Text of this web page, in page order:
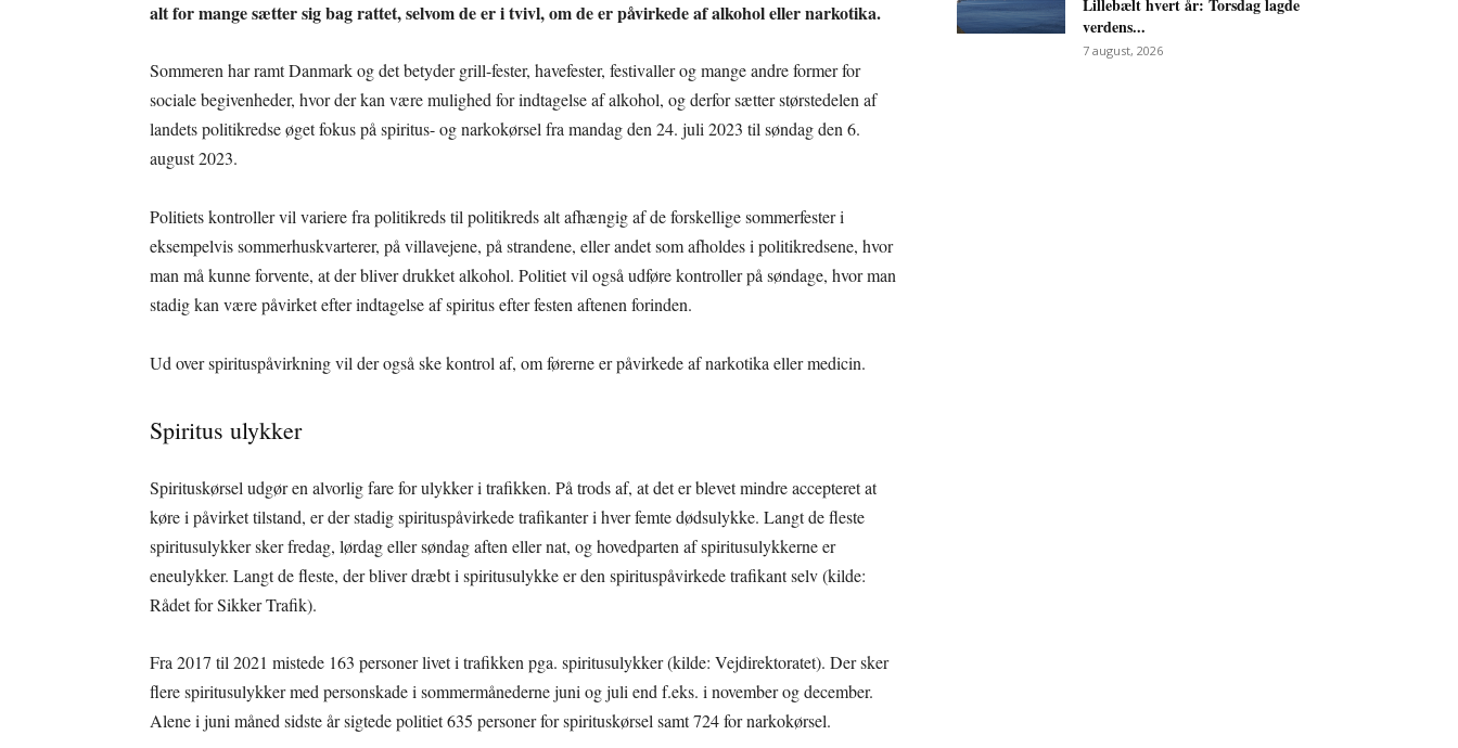
alt for mange sætter sig bag rattet, selvom de er i tvivl, om de er påvirkede af alkohol eller narkotika.
Sommeren har ramt Danmark og det betyder grill-fester, havefester, festivaller og mange andre former for
sociale begivenheder, hvor der kan være mulighed for indtagelse af alkohol, og derfor sætter størstedelen af
landets politikredse øget fokus på spiritus- og narkokørsel fra mandag den 24. juli 2023 til søndag den 6.
august 2023.
Politiets kontroller vil variere fra politikreds til politikreds alt afhængig af de forskellige sommerfester i
eksempelvis sommerhuskvarterer, på villavejene, på strandene, eller andet som afholdes i politikredsene, hvor
man må kunne forvente, at der bliver drukket alkohol. Politiet vil også udføre kontroller på søndage, hvor man
stadig kan være påvirket efter indtagelse af spiritus efter festen aftenen forinden.
Ud over spirituspåvirkning vil der også ske kontrol af, om førerne er påvirkede af narkotika eller medicin.
Spiritus ulykker
Spirituskørsel udgør en alvorlig fare for ulykker i trafikken. På trods af, at det er blevet mindre accepteret at
køre i påvirket tilstand, er der stadig spirituspåvirkede trafikanter i hver femte dødsulykke. Langt de fleste
spiritusulykker sker fredag, lørdag eller søndag aften eller nat, og hovedparten af spiritusulykkerne er
eneulykker. Langt de fleste, der bliver dræbt i spiritusulykke er den spirituspåvirkede trafikant selv (kilde:
Rådet for Sikker Trafik).
Fra 2017 til 2021 mistede 163 personer livet i trafikken pga. spiritusulykker (kilde: Vejdirektoratet). Der sker
flere spiritusulykker med personskade i sommermånederne juni og juli end f.eks. i november og december.
Alene i juni måned sidste år sigtede politiet 635 personer for spirituskørsel samt 724 for narkokørsel.
Lillebælt hvert år: Torsdag lagde
verdens...
7 august, 2026